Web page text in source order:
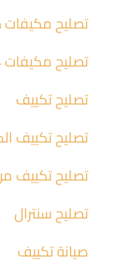
تصليح
تصليح مكيفات 24 ساعة
تصليح تكييف
تصليح تكييف
تصليح تكييف
تصليح سنترال
صيانة تكييف